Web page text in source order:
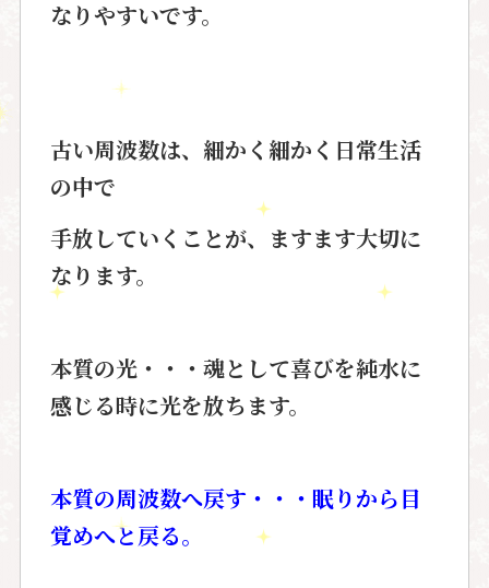
なりやすいです。
古い周波数は、細かく細かく日常生活
の中で
手放していくことが、ますます大切に
なります。
本質の光・・・魂として喜びを純水に
感じる時に光を放ちます。
本質の周波数へ戻す・・・眠りから目
覚めへと戻る。